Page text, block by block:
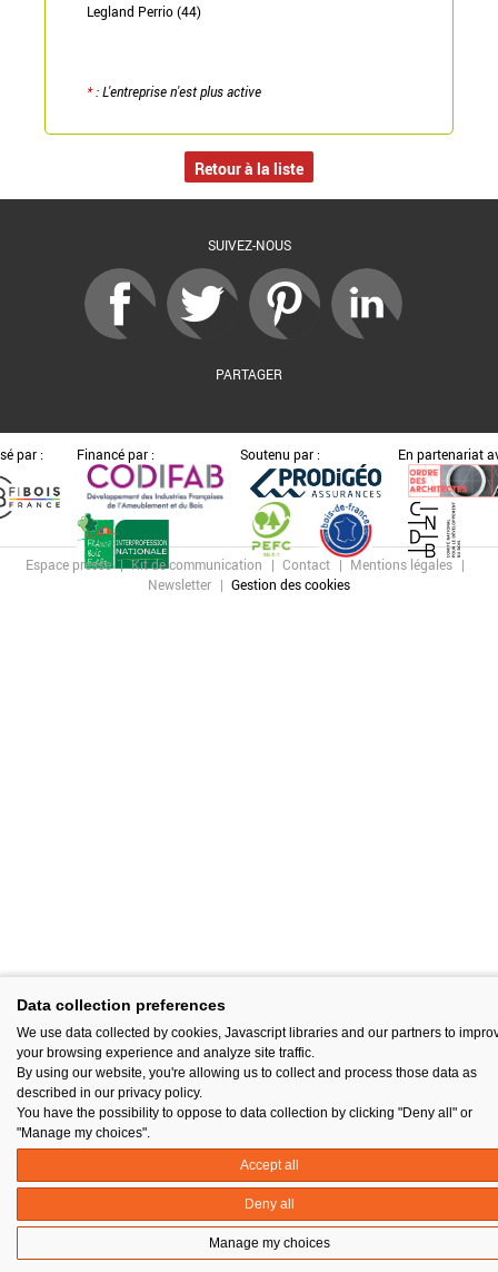
Legland Perrio (44)
*: L'entreprise n'est plus active
Retour à la liste
SUIVEZ-NOUS
PARTAGER
par : Financé par : Soutenu par : En partenariat
Espace presse Kit de communication Contact
Mentions légales
Newsletter
Gestion des cookies
Data collection preferences
We use data collected by cookies, Javascript libraries and our partners to
your browsing experience and analyze site traffic.
By using our website, you're allowing us to collect and process those data as
described in our privacy policy.
You have the possibility to oppose to data collection by clicking "Deny all" or
"Manage my choices".
Accept all
Deny all
Manage my choices